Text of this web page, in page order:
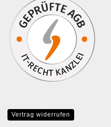
Vertrag widerrufen